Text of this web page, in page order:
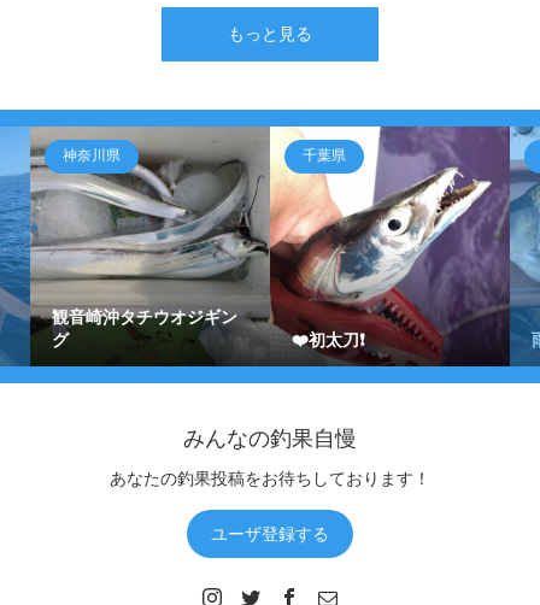
もっと見る
神奈川県
観音崎沖タチウオジギン
グ
千葉県
❤️初太刀❗️
みんなの釣果自慢
あなたの釣果投稿をお待ちしております！
ユーザ登録する